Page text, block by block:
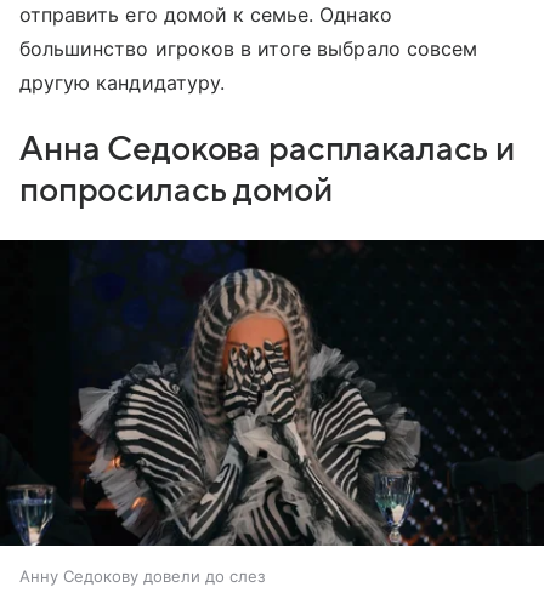
отправить его домой к семье. Однако
большинство игроков в итоге выбрало совсем
другую кандидатуру.
Анна Седокова расплакалась и
попросилась домой
Анну Седокову довели до слез